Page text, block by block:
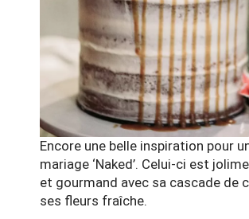
Encore une belle inspiration pour
mariage ‘Naked’. Celui-ci est
et gourmand avec sa cascade de
ses fleurs fraîche.